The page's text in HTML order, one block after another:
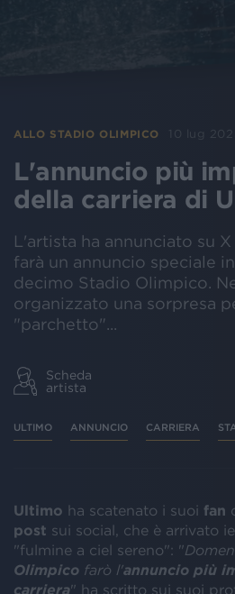
ALLO STADIO OLIMPICO 10 lug
L'annuncio più
della carriera di
L'artista ha annunciato su
farà un annuncio speciale
decimo Stadio Olimpico.
organizzato una sorpresa
"parchetto"...
Scheda
artista
ULTIMO ANNUNCIO CARRIERA
Ultimo ha scatenato i suoi fan
post sui social, che è arrivato
"fulmine a ciel sereno": "
Olimpico farò l'annuncio più
carriera" ha scritto sui suoi